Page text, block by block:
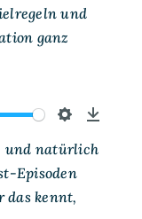
und
ganz
und natürlich
Episoden
das kennt,